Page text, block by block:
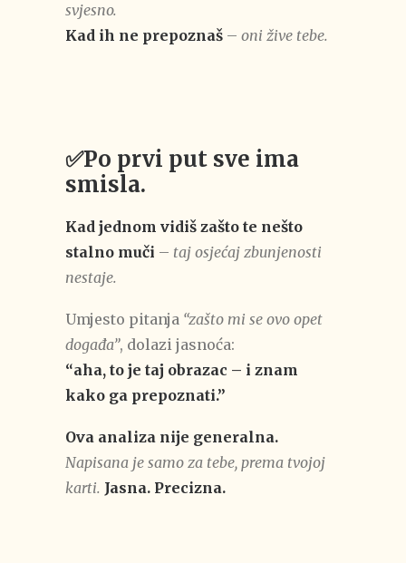
svjesno.
Kad ih ne prepoznaš – oni žive tebe.
✅Po prvi put sve ima
smisla.
Kad jednom vidiš zašto te nešto
stalno muči – taj osjećaj zbunjenosti
nestaje.
Umjesto pitanja “zašto mi se ovo opet
događa”, dolazi jasnoća:
“aha, to je taj obrazac – i znam
kako ga prepoznati.”
Ova analiza nije generalna.
Napisana je samo za tebe, prema tvojoj
karti. Jasna. Precizna.